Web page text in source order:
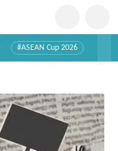
#ASEAN Cup 2026